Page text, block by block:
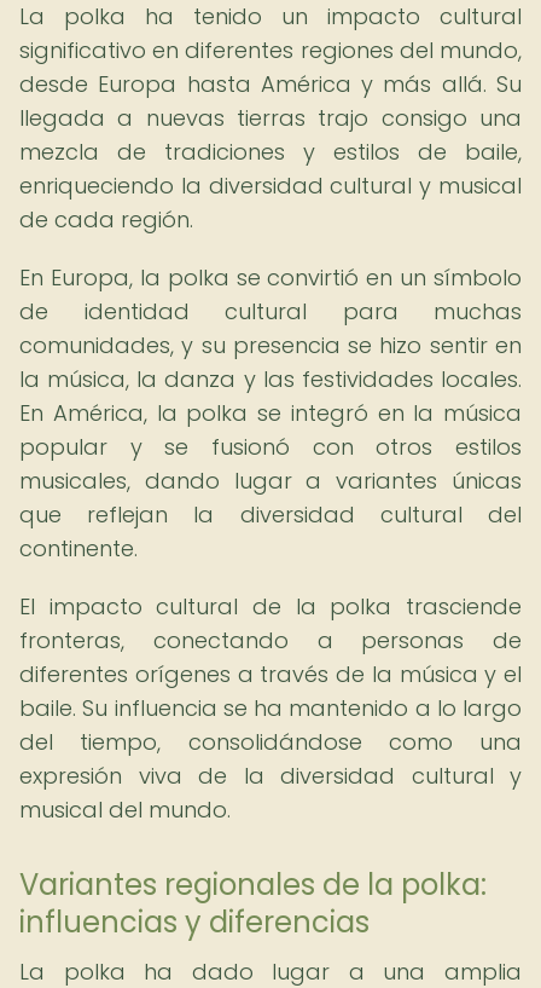
La polka ha tenido un impacto cultural
significativo en diferentes regiones del mundo,
desde Europa hasta América y más allá. Su
llegada a nuevas tierras trajo consigo una
mezcla de tradiciones y estilos de baile,
enriqueciendo la diversidad cultural y musical
de cada región.
En Europa, la polka se convirtió en un símbolo
de identidad cultural para muchas
comunidades, y su presencia se hizo sentir en
la música, la danza y las festividades locales.
En América, la polka se integró en la música
popular y se fusionó con otros estilos
musicales, dando lugar a variantes únicas
que reflejan la diversidad cultural del
continente.
El impacto cultural de la polka trasciende
fronteras, conectando a personas de
diferentes orígenes a través de la música y el
baile. Su influencia se ha mantenido a lo largo
del tiempo, consolidándose como una
expresión viva de la diversidad cultural y
musical del mundo.
Variantes regionales de la polka:
influencias y diferencias
La polka ha dado lugar a una amplia